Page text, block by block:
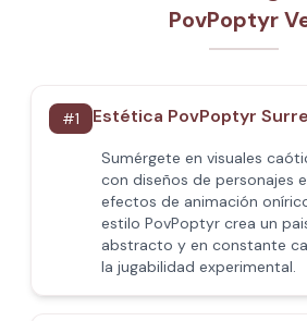
PovPoptyr
#1 Estética PovPoptyr
Sumérgete en visuales
con diseños de personajes
efectos de animación
estilo PovPoptyr crea un
abstracto y en constante
la jugabilidad experimental.